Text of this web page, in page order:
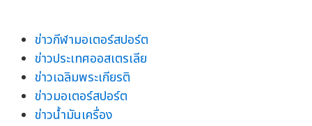
ข่าวกีฬามอเตอร์สปอร์ต
ข่าวประเทศออสเตรเลีย
ข่าวเฉลิมพระเกียรติ
ข่าวมอเตอร์สปอร์ต
ข่าวน้ำมันเครื่อง